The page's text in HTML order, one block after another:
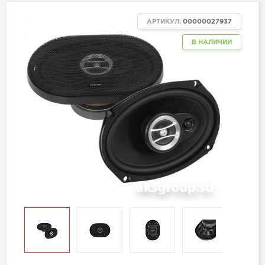
В НАЛИЧИИ
АРТИКУЛ: 00000027937